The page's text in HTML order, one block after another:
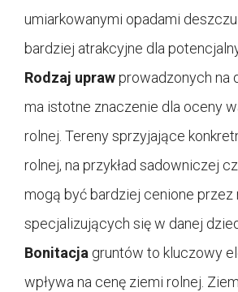
umiarkowanymi opadami
bardziej atrakcyjne dla
Rodzaj uprawprowadzonych na
ma istotne znaczenie dla oceny
rolnej. Tereny sprzyjające
rolnej, na przykład sadowniczej
mogą być bardziej cenione przez
specjalizujących się w danej
Bonitacja gruntów to kluczowy
wpływa na cenę ziemi rolnej.